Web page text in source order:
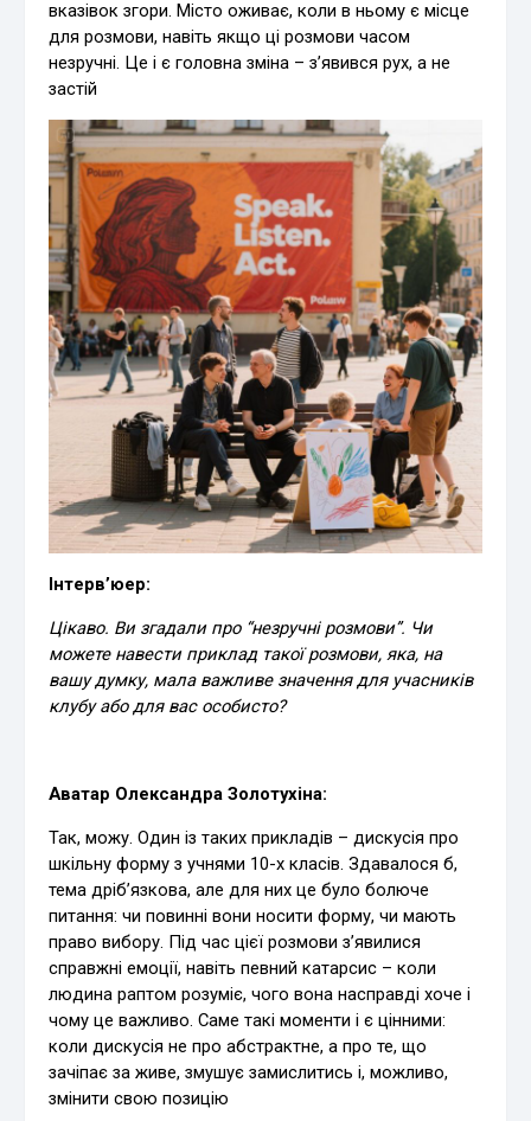
вказівок згори. Місто оживає, коли в ньому є місце
для розмови, навіть якщо ці розмови часом
незручні. Це і є головна зміна – з’явився рух, а не
застій
Інтерв’юер:
Цікаво. Ви згадали про “незручні розмови”. Чи
можете навести приклад такої розмови, яка, на
вашу думку, мала важливе значення для учасників
клубу або для вас особисто?
Аватар Олександра Золотухіна:
Так, можу. Один із таких прикладів – дискусія про
шкільну форму з учнями 10-х класів. Здавалося б,
тема дріб’язкова, але для них це було болюче
питання: чи повинні вони носити форму, чи мають
право вибору. Під час цієї розмови з’явилися
справжні емоції, навіть певний катарсис – коли
людина раптом розуміє, чого вона насправді хоче і
чому це важливо. Саме такі моменти і є цінними:
коли дискусія не про абстрактне, а про те, що
зачіпає за живе, змушує замислитись і, можливо,
змінити свою позицію